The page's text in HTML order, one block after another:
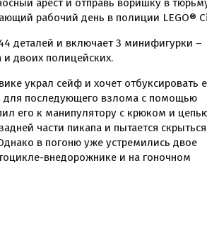
арест и отправь воришку в
рабочий день в полиции LEGO®
деталей и включает 3 минифигурки –
и двоих полицейских.
украл сейф и хочет отбуксировать
для последующего взлома с помощью
его к манипулятору с крюком и
части пикапа и пытается скрыться
в погоню уже устремились двое
внедорожнике и на гоночном